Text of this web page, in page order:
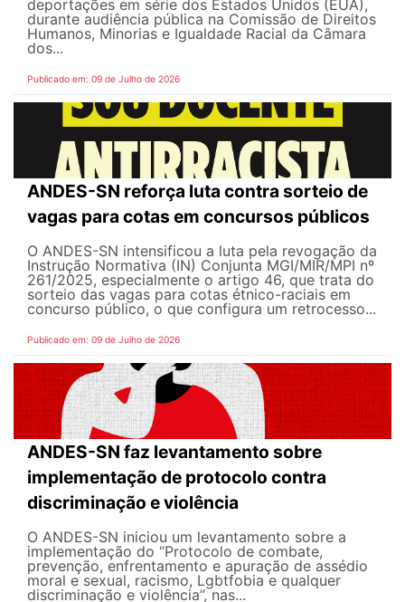
deportações em série dos Estados Unidos (EUA),
durante audiência pública na Comissão de Direitos
Humanos, Minorias e Igualdade Racial da Câmara
dos...
Publicado em: 09 de Julho de 2026
ANDES-SN reforça luta contra sorteio de
vagas para cotas em concursos públicos
O ANDES-SN intensificou a luta pela revogação da
Instrução Normativa (IN) Conjunta MGI/MIR/MPI nº
261/2025, especialmente o artigo 46, que trata do
sorteio das vagas para cotas étnico-raciais em
concurso público, o que configura um retrocesso...
Publicado em: 09 de Julho de 2026
ANDES-SN faz levantamento sobre
implementação de protocolo contra
discriminação e violência
O ANDES-SN iniciou um levantamento sobre a
implementação do “Protocolo de combate,
prevenção, enfrentamento e apuração de assédio
moral e sexual, racismo, Lgbtfobia e qualquer
discriminação e violência”, nas...